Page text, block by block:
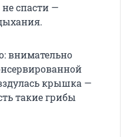
спасти —
внимательно
крышка —
такие грибы